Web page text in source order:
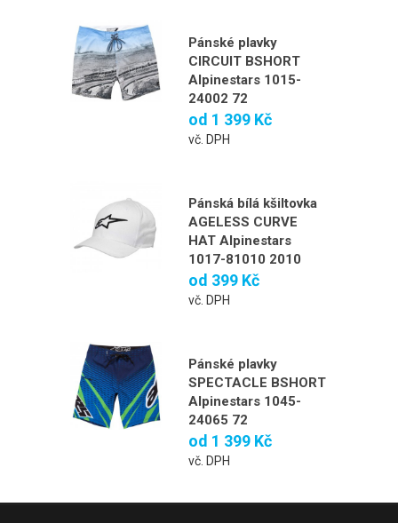
Pánské plavky
CIRCUIT BSHORT
Alpinestars 1015-
24002 72
od 1 399 Kč
vč. DPH
Pánská bílá kšiltovka
AGELESS CURVE
HAT Alpinestars
1017-81010 2010
od 399 Kč
vč. DPH
Pánské plavky
SPECTACLE BSHORT
Alpinestars 1045-
24065 72
od 1 399 Kč
vč. DPH